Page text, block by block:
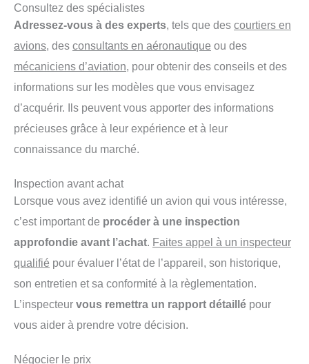
Consultez des spécialistes
Adressez-vous à des experts, tels que des courtiers en
avions, des consultants en aéronautique ou des
mécaniciens d’aviation, pour obtenir des conseils et des
informations sur les modèles que vous envisagez
d’acquérir. Ils peuvent vous apporter des informations
précieuses grâce à leur expérience et à leur
connaissance du marché.
Inspection avant achat
Lorsque vous avez identifié un avion qui vous intéresse,
c’est important de procéder à une inspection
approfondie avant l’achat. Faites appel à un inspecteur
qualifié pour évaluer l’état de l’appareil, son historique,
son entretien et sa conformité à la règlementation.
L’inspecteur vous remettra un rapport détaillé pour
vous aider à prendre votre décision.
Négocier le prix